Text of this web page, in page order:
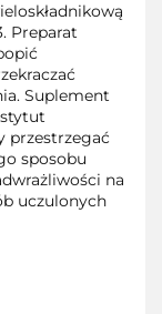
Preparat
Suplement
przestrzegać
sposobu
na
uczulonych